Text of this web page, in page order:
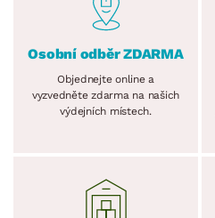
Osobní odběr ZDARMA
Objednejte online a
vyzvedněte zdarma na našich
výdejních místech.